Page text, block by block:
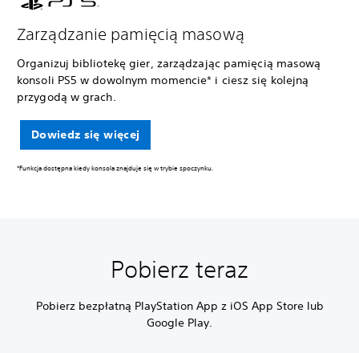
Zarządzanie pamięcią masową
Organizuj bibliotekę gier, zarządzając pamięcią masową
konsoli PS5 w dowolnym momencie* i ciesz się kolejną
przygodą w grach.
Dowiedz się więcej
*Funkcja dostępna kiedy konsola znajduje się w trybie spoczynku.
Pobierz teraz
Pobierz bezpłatną PlayStation App z iOS App Store lub
Google Play.